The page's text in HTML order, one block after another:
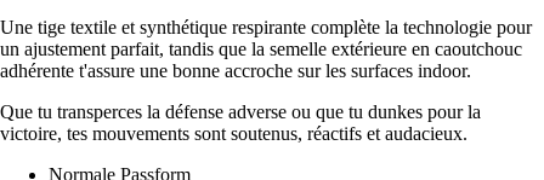
Une tige textile et synthétique respirante complète la technologie pour
un ajustement parfait, tandis que la semelle extérieure en caoutchouc
adhérente t'assure une bonne accroche sur les surfaces indoor.
Que tu transperces la défense adverse ou que tu dunkes pour la
victoire, tes mouvements sont soutenus, réactifs et audacieux.
Normale Passform